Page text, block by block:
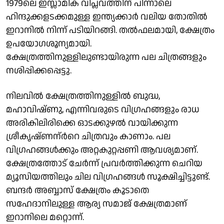
1979ലെ ഇസ്ലാമിക വിപ്ലവത്തിന് പിന്നാലെ
ഹിന്ദുക്കളടക്കമുള്ള ഇന്ത്യക്കാർ വലിയ തോതിൽ
ഇറാനിൽ നിന്ന് പടിയിറങ്ങി. തൽഫലമായി, ക്ഷേത്രം
ഉപയോഗശൂന്യമായി.
ക്ഷേത്രത്തിനുള്ളിലുണ്ടായിരുന്ന പല ചിത്രങ്ങളും
നശിപ്പിക്കപ്പെട്ടു.
നിലവിൽ ക്ഷേത്രത്തിനുള്ളിൽ ബുദ്ധ,
മഹാവിഷ്ണു, എന്നിവരുടെ വിഗ്രഹങ്ങളും രാധ
അരികിലിരിക്കെ ഓടക്കുഴൽ വായിക്കുന്ന
ശ്രീകൃഷ്ണന്ർറെ ചിത്രവും കാണാം. പല
വിഗ്രഹങ്ങൾക്കും അറ്റകുറ്റപ്പണി ആവശ്യമാണ്.
ക്ഷേത്രത്തോട് ചേർന്ന് പ്രവർത്തിക്കുന്ന ചെറിയ
മ്യൂസിയത്തിലും ചില വിഗ്രഹങ്ങൾ സൂക്ഷിച്ചിട്ടുണ്ട്.
ബന്ദർ അബ്ബാസ് ക്ഷേത്രം കൂടാതെ
സഹേദാനിലുള്ള ആര്യ സമാജ് ക്ഷേത്രമാണ്
ഇറാനിലെ മറ്റൊന്ന്.